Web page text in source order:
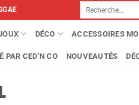
Recherche
pour :
DÉCO ACCESSOIRES
PAR CED’N CO NOUVEAUTÉS